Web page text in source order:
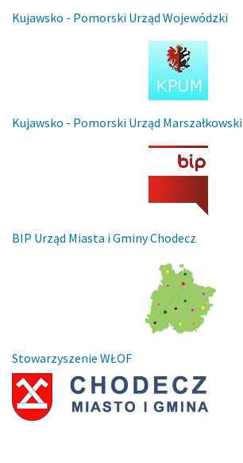
Kujawsko - Pomorski Urząd Wojewódzki
Kujawsko - Pomorski Urząd Marszałkowski
BIP Urząd Miasta i Gminy Chodecz
Stowarzyszenie WŁOF